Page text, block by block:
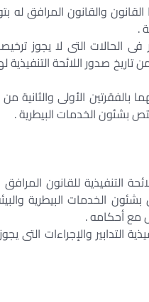
القانون والقانون المرافق
.
فى الحالات التى لا يجوز
تاريخ صدور اللائحة
بالفقرتين الأولى
بشئون الخدمات البيطرية .
التنفيذية للقانون
الخدمات البيطرية
مع أحكامه .
التدابير والإجراءات التى